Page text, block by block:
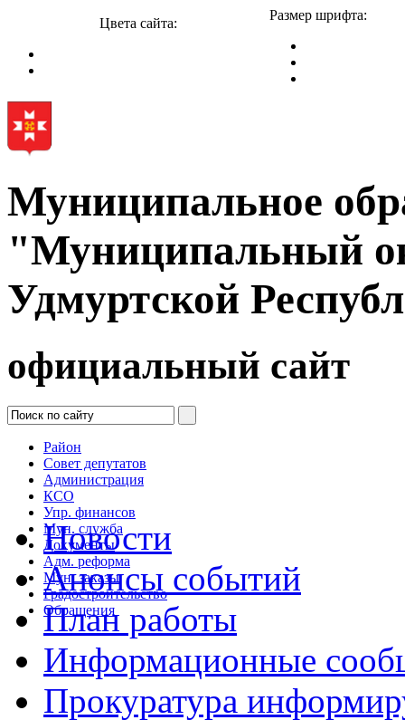
Цвета сайта:
Размер шрифта:
Муниципальное
"Муниципальный
Удмуртской
официальный сайт
Район
Совет депутатов
Администрация
КСО
Упр. финансов
Мун. служба
Документы
Адм. реформа
Мун. заказы
Градостроительство
Обращения
Новости
Анонсы событий
План работы
Информационные
Прокуратура